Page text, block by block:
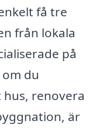
få tre
från lokala
på
du
renovera
är